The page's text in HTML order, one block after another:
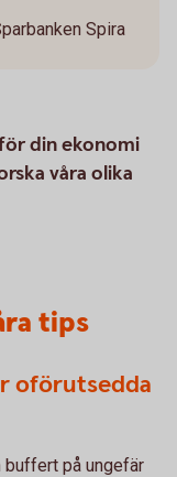
Spira
din ekonomi
våra olika
tips
oförutsedda
buffert på ungefär